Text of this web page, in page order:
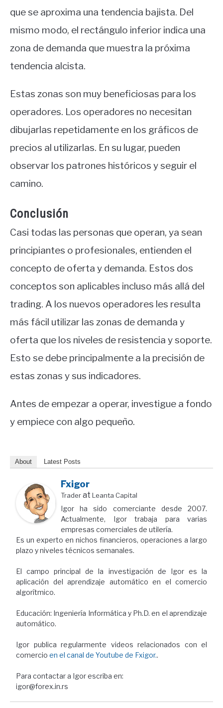
que se aproxima una tendencia bajista. Del
mismo modo, el rectángulo inferior indica una
zona de demanda que muestra la próxima
tendencia alcista.
Estas zonas son muy beneficiosas para los
operadores. Los operadores no necesitan
dibujarlas repetidamente en los gráficos de
precios al utilizarlas. En su lugar, pueden
observar los patrones históricos y seguir el
camino.
Conclusión
Casi todas las personas que operan, ya sean
principiantes o profesionales, entienden el
concepto de oferta y demanda. Estos dos
conceptos son aplicables incluso más allá del
trading. A los nuevos operadores les resulta
más fácil utilizar las zonas de demanda y
oferta que los niveles de resistencia y soporte.
Esto se debe principalmente a la precisión de
estas zonas y sus indicadores.
Antes de empezar a operar, investigue a fondo
y empiece con algo pequeño.
About Latest Posts
Fxigor
Traderat Leanta Capital
Igor ha sido comerciante desde 2007.
Actualmente, Igor trabaja para varias
empresas comerciales de utilería.
Es un experto en nichos financieros, operaciones a largo
plazo y niveles técnicos semanales.
El campo principal de la investigación de Igor es la
aplicación del aprendizaje automático en el comercio
algorítmico.
Educación: Ingeniería Informática y Ph.D. en el aprendizaje
automático.
Igor publica regularmente videos relacionados con el
comercio en el canal de Youtube de Fxigor..
Para contactar a Igor escriba en:
igor@forex.in.rs